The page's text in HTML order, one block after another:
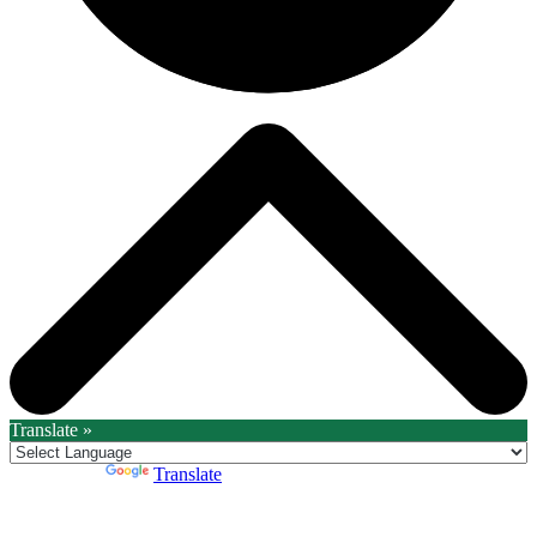
Translate »
Translate